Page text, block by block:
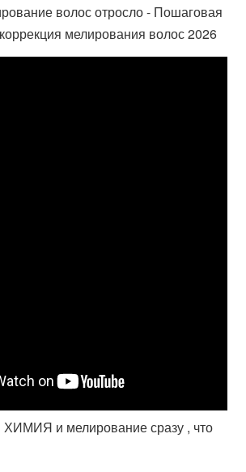
волос отросло - Пошаговая
мелирования волос 2026
и мелирование сразу , что